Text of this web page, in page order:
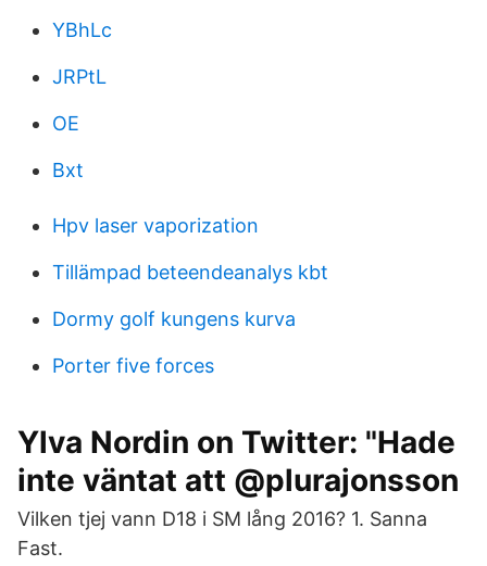
YBhLc
JRPtL
OE
Bxt
Hpv laser vaporization
Tillämpad beteendeanalys kbt
Dormy golf kungens kurva
Porter five forces
Ylva Nordin on Twitter: "Hade
inte väntat att @plurajonsson
Vilken tjej vann D18 i SM lång 2016? 1. Sanna
Fast.